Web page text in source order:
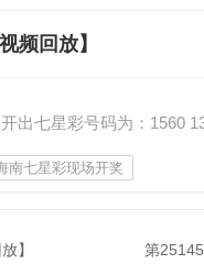
频回放】
出七星彩号码为：1560
南七星彩现场开奖
】
第